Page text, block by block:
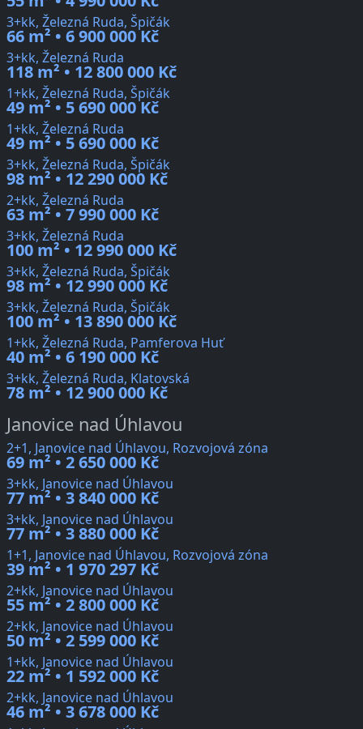
3+kk, Železná Ruda, Špičák
66 m² • 6 900 000 Kč
3+kk, Železná Ruda
118 m² • 12 800 000 Kč
1+kk, Železná Ruda, Špičák
49 m² • 5 690 000 Kč
1+kk, Železná Ruda
49 m² • 5 690 000 Kč
3+kk, Železná Ruda, Špičák
98 m² • 12 290 000 Kč
2+kk, Železná Ruda
63 m² • 7 990 000 Kč
3+kk, Železná Ruda
100 m² • 12 990 000 Kč
3+kk, Železná Ruda, Špičák
98 m² • 12 990 000 Kč
3+kk, Železná Ruda, Špičák
100 m² • 13 890 000 Kč
1+kk, Železná Ruda, Pamferova Huť
40 m² • 6 190 000 Kč
3+kk, Železná Ruda, Klatovská
78 m² • 12 900 000 Kč
Janovice nad Úhlavou
2+1, Janovice nad Úhlavou, Rozvojová zóna
69 m² • 2 650 000 Kč
3+kk, Janovice nad Úhlavou
77 m² • 3 840 000 Kč
3+kk, Janovice nad Úhlavou
77 m² • 3 880 000 Kč
1+1, Janovice nad Úhlavou, Rozvojová zóna
39 m² • 1 970 297 Kč
2+kk, Janovice nad Úhlavou
55 m² • 2 800 000 Kč
2+kk, Janovice nad Úhlavou
50 m² • 2 599 000 Kč
1+kk, Janovice nad Úhlavou
22 m² • 1 592 000 Kč
2+kk, Janovice nad Úhlavou
46 m² • 3 678 000 Kč